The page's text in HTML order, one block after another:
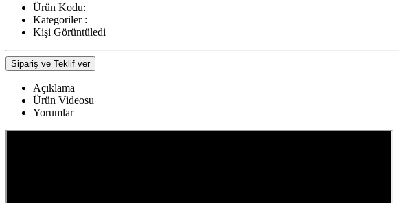
Ürün Kodu:
Kategoriler :
Kişi Görüntüledi
Sipariş ve Teklif ver
Açıklama
Ürün Videosu
Yorumlar